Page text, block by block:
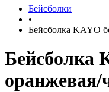
Бейсболки
•
Бейсболка KAYO
Бейсболка
оранжевая/